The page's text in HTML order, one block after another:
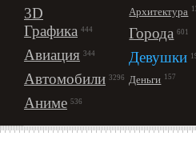
3D
Графика 444
Авиация 344
Автомобили 3296
Аниме 536
Архитектура
Города 601
Девушки
Деньги 157